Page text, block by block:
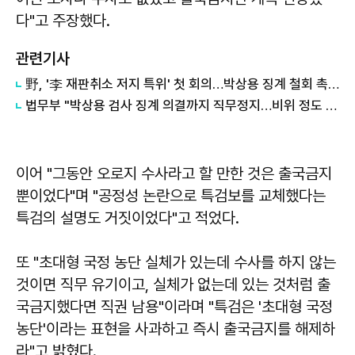
다"고 주장했다.
관련기사
野, '李 재판취소 저지 특위' 첫 회의…박상용 징계 철회 촉구
법무부 "박상용 검사 징계 의결까지 직무정지…비위 정도 중대"
이어 "그동안 오로지 수사라고 할 만한 것은 출국금지
뿐이었다"며 "공정성 논란으로 특검보를 교체했다는
특검의 설명도 거짓이었다"고 적었다.
또 "초대형 국정 농단 실체가 있는데 수사를 하지 않는
것이면 직무 유기이고, 실체가 없는데 있는 것처럼 출
국금지했다면 직권 남용"이라며 "특검은 '초대형 국정
농단'이라는 표현을 사과하고 즉시 출국금지를 해제하
라"고 밝혔다.